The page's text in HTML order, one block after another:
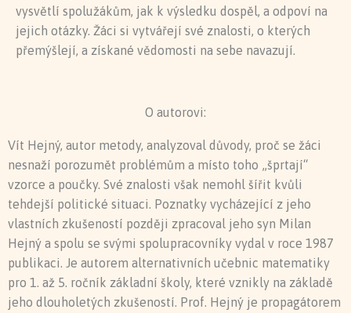
vysvětlí spolužákům, jak k výsledku dospěl, a odpoví na
jejich otázky. Žáci si vytvářejí své znalosti, o kterých
přemýšlejí, a získané vědomosti na sebe navazují.
O autorovi:
Vít Hejný, autor metody, analyzoval důvody, proč se žáci
nesnaží porozumět problémům a místo toho „šprtají“
vzorce a poučky. Své znalosti však nemohl šířit kvůli
tehdejší politické situaci. Poznatky vycházející z jeho
vlastních zkušeností později zpracoval jeho syn Milan
Hejný a spolu se svými spolupracovníky vydal v roce 1987
publikaci. Je autorem alternativních učebnic matematiky
pro 1. až 5. ročník základní školy, které vznikly na základě
jeho dlouholetých zkušeností. Prof. Hejný je propagátorem